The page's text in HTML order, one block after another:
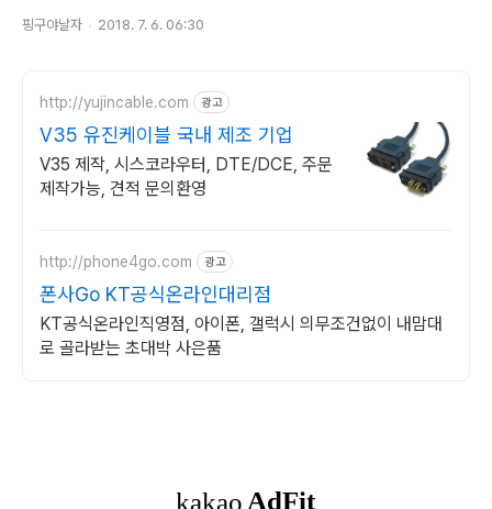
핑구야날자 2018. 7. 6. 06:30
http://yujincable.com 광고
V35 유진케이블 국내 제조 기업
V35 제작, 시스코라우터, DTE/DCE, 주문
제작가능, 견적 문의환영
http://phone4go.com 광고
폰사Go KT공식온라인대리점
KT공식온라인직영점, 아이폰, 갤럭시 의무조건없이 내맘대
로 골라받는 초대박 사은품